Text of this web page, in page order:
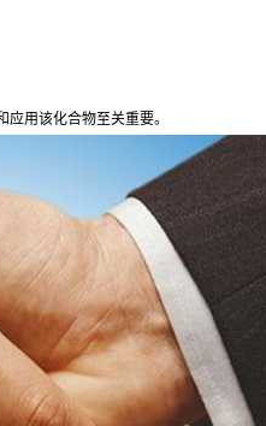
用该化合物至关重要。